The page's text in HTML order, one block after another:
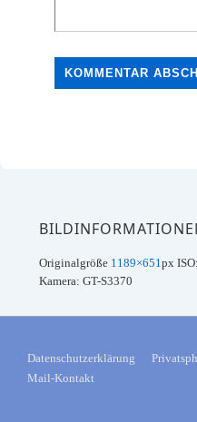
Originalgröße 1189×651px
Kamera: GT-S3370
FOOTER-
Datenschutzerklärung
Mail-Kontakt